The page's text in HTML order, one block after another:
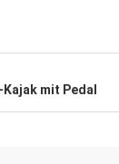
Kajak mit Pedal